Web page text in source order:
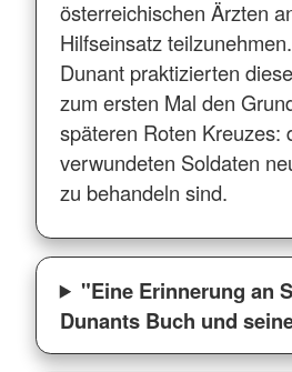
österreichischen Ärzten
Hilfseinsatz
Dunant praktizierten
zum ersten Mal den
späteren Roten Kreuzes:
verwundeten Soldaten
zu behandeln sind.
"Eine Erinnerung an
Dunants Buch und